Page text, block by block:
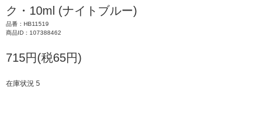
ク・10ml (ナイトブルー)
品番：HB11519
商品ID：107388462
715円(税65円)
在庫状況 5